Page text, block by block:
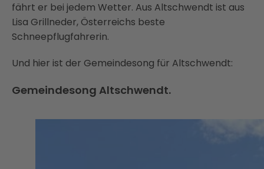
fährt er bei jedem Wetter. Aus Altschwendt ist aus
Lisa Grillneder, Österreichs beste
Schneepflugfahrerin.
Und hier ist der Gemeindesong für Altschwendt:
Gemeindesong Altschwendt.